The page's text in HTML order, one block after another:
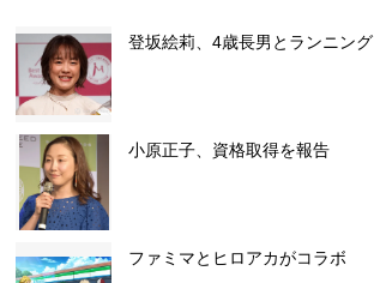
登坂絵莉、4歳長男とランニング
小原正子、資格取得を報告
ファミマとヒロアカがコラボ